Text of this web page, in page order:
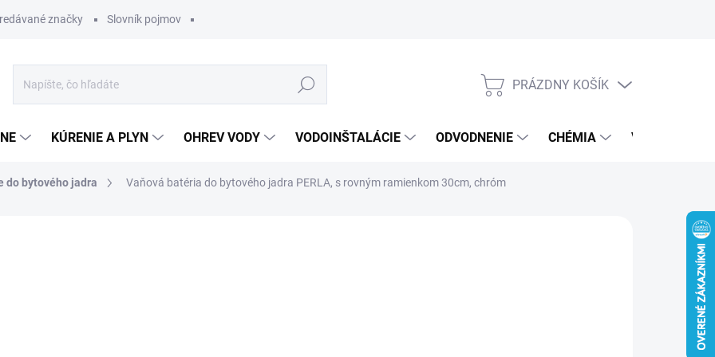
značky Slovník pojmov
Hľadať
NÁKUPNÝ
PRÁZDNY KOŠÍK
KÚRENIE A PLYN OHREV VODY VODOINŠTALÁCIE ODVODNENIE CHÉMIA VEREJNÝ
do bytového jadra Vaňová batéria do bytového jadra PERLA, s rovným ramienkom 30cm, chróm